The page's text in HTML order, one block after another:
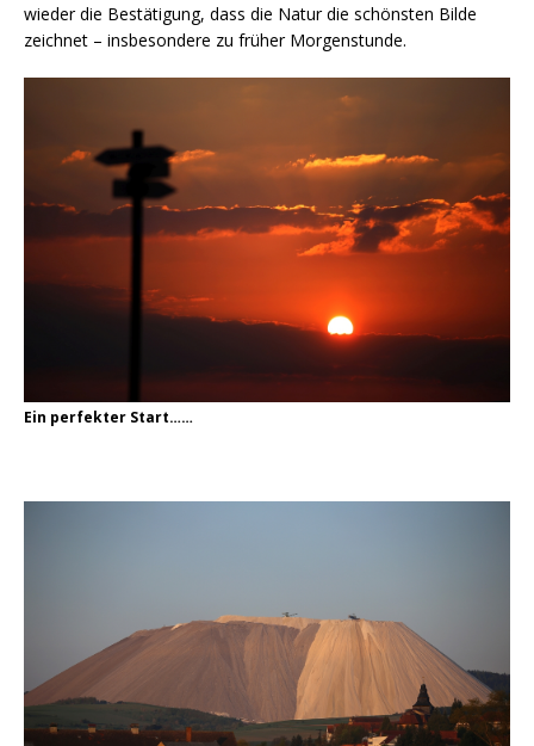
wieder die Bestätigung, dass die Natur die schönsten Bilde
zeichnet – insbesondere zu früher Morgenstunde.
Ein perfekter Start……